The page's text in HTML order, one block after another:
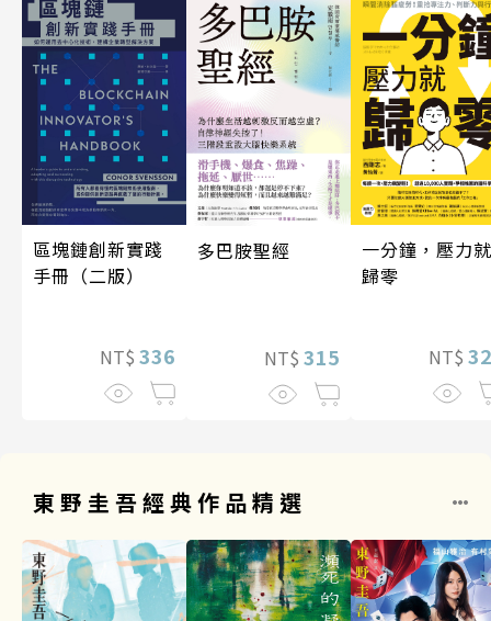
區塊鏈創新實踐
手冊（二版）
NT$ 336
多巴胺聖經
NT$ 315
一分鐘，壓力就
歸零
NT$
東野圭吾經典作品精選